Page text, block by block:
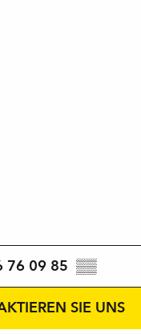
76 09 85 ▒▒
SIE UNS